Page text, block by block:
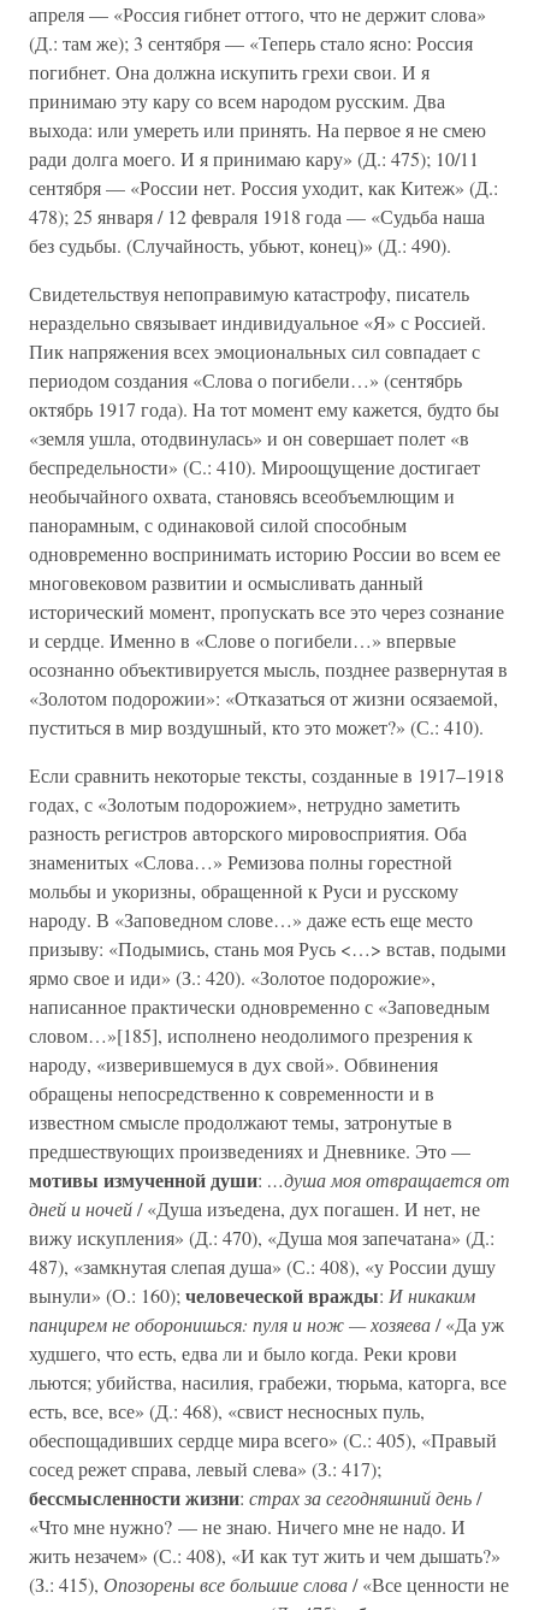
апреля — «Россия гибнет оттого, что не держит слова»
(Д.: там же); 3 сентября — «Теперь стало ясно: Россия
погибнет. Она должна искупить грехи свои. И я
принимаю эту кару со всем народом русским. Два
выхода: или умереть или принять. На первое я не смею
ради долга моего. И я принимаю кару» (Д.: 475); 10/11
сентября — «России нет. Россия уходит, как Китеж» (Д.:
478); 25 января / 12 февраля 1918 года — «Судьба наша
без судьбы. (Случайность, убьют, конец)» (Д.: 490).
Свидетельствуя непоправимую катастрофу, писатель
нераздельно связывает индивидуальное «Я» с Россией.
Пик напряжения всех эмоциональных сил совпадает с
периодом создания «Слова о погибели…» (сентябрь
октябрь 1917 года). На тот момент ему кажется, будто бы
«земля ушла, отодвинулась» и он совершает полет «в
беспредельности» (С.: 410). Мироощущение достигает
необычайного охвата, становясь всеобъемлющим и
панорамным, с одинаковой силой способным
одновременно воспринимать историю России во всем ее
многовековом развитии и осмысливать данный
исторический момент, пропускать все это через сознание
и сердце. Именно в «Слове о погибели…» впервые
осознанно объективируется мысль, позднее развернутая в
«Золотом подорожии»: «Отказаться от жизни осязаемой,
пуститься в мир воздушный, кто это может?» (С.: 410).
Если сравнить некоторые тексты, созданные в 1917–1918
годах, с «Золотым подорожием», нетрудно заметить
разность регистров авторского мировосприятия. Оба
знаменитых «Слова…» Ремизова полны горестной
мольбы и укоризны, обращенной к Руси и русскому
народу. В «Заповедном слове…» даже есть еще место
призыву: «Подымись, стань моя Русь <…> встав, подыми
ярмо свое и иди» (З.: 420). «Золотое подорожие»,
написанное практически одновременно с «Заповедным
словом…»[185], исполнено неодолимого презрения к
народу, «изверившемуся в дух свой». Обвинения
обращены непосредственно к современности и в
известном смысле продолжают темы, затронутые в
предшествующих произведениях и Дневнике. Это —
мотивы измученной души: …душа моя отвращается от
дней и ночей/ «Душа изъедена, дух погашен. И нет, не
вижу искупления» (Д.: 470), «Душа моя запечатана» (Д.:
487), «замкнутая слепая душа» (С.: 408), «у России душу
вынули» (О.: 160); человеческой вражды: И никаким
панцирем не оборонишься: пуля и нож — хозяева/ «Да уж
худшего, что есть, едва ли и было когда. Реки крови
льются; убийства, насилия, грабежи, тюрьма, каторга, все
есть, все, все» (Д.: 468), «свист несносных пуль,
обеспощадивших сердце мира всего» (С.: 405), «Правый
сосед режет справа, левый слева» (З.: 417);
бессмысленности жизни: страх за сегодняшний день/
«Что мне нужно? — не знаю. Ничего мне не надо. И
жить незачем» (С.: 408), «И как тут жить и чем дышать?»
(З.: 415), Опозорены все большие слова/ «Все ценности не